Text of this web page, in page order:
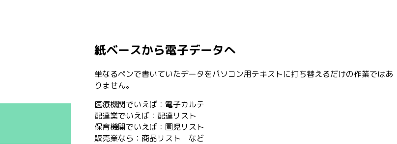
紙ベースから電子データへ
単なるペンで書いていたデータをパソコン用テキストに打ち替えるだけの作業ではあ
りません。
医療機関でいえば：電子カルテ
配達業でいえば：配達リスト
保育機関でいえば：園児リスト
販売業なら：商品リスト など